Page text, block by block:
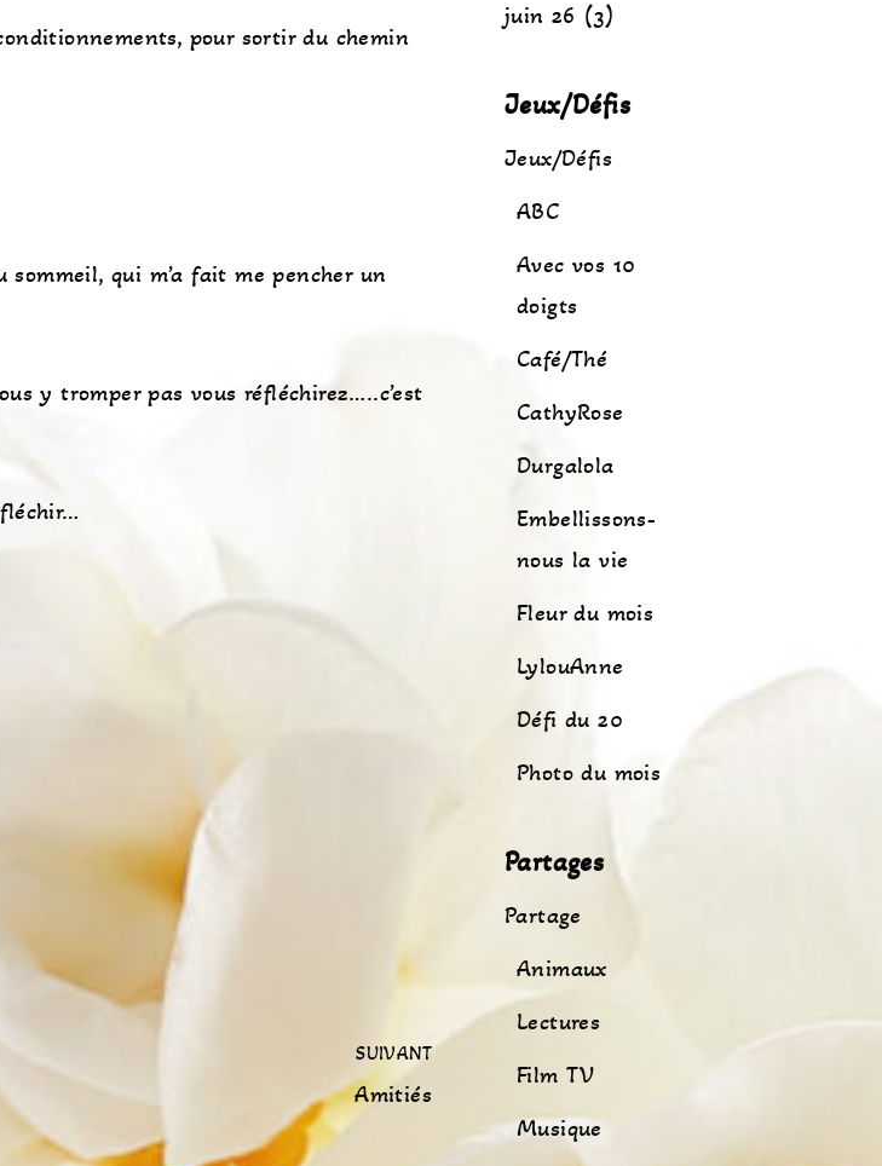
pour sortir du chemin
qui m’a fait me pencher un
y tromper pas vous réfléchirez…..c’est
SUIVANT
Amitiés
juin 26 (3)
Jeux/Défis
Jeux/Défis
ABC
Avec vos 10
doigts
Café/Thé
CathyRose
Durgalola
Embellissons-
nous la vie
Fleur du mois
LylouAnne
Défi du 20
Photo du mois
Partages
Partage
Animaux
Lectures
Film TV
Musique